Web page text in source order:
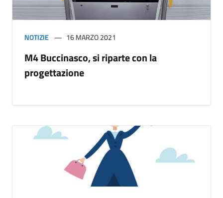
NOTIZIE 16 MARZO 2021
M4 Buccinasco, si riparte con la
progettazione